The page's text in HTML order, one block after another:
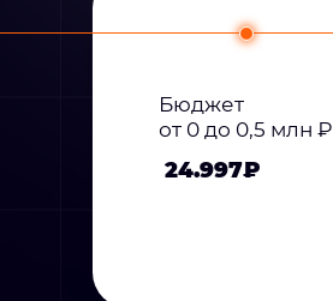
Бюджет
от 0 до 0,5 млн ₽
24.997₽